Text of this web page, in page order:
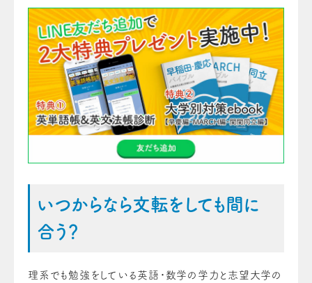
いつからなら文転をしても間に
合う？
理系でも勉強をしている英語・数学の学力と志望大学の